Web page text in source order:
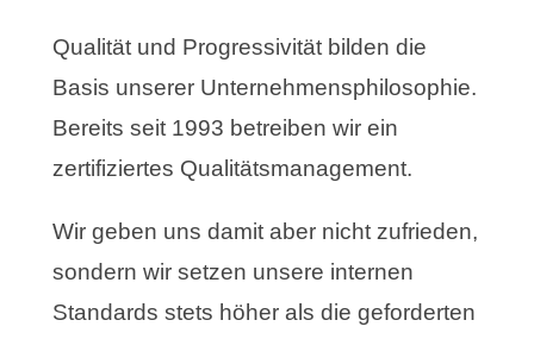
Qualität und Progressivität bilden die
Basis unserer Unternehmensphilosophie.
Bereits seit 1993 betreiben wir ein
zertifiziertes Qualitätsmanagement.
Wir geben uns damit aber nicht zufrieden,
sondern wir setzen unsere internen
Standards stets höher als die geforderten